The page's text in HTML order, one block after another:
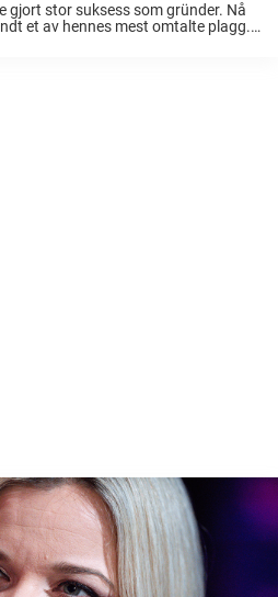
gjort stor suksess som gründer. Nå
et av hennes mest omtalte plagg.